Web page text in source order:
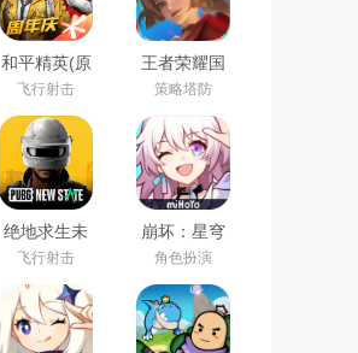
和平精英(原
刺激战场)官
方最新版
飞行射击
王者荣耀国
际服下载
2026官方手
机版
（Honor of
Kings）
策略塔防
绝地求生未
来之役手游
国际服下载
正版
飞行射击
崩坏：星穹
铁道官方手
游下载安卓
最新版
角色扮演